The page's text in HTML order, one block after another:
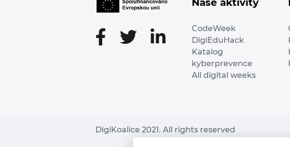
Naše aktivity
CodeWeek
DigiEduHack
Katalog
kyberprevence
All digital weeks
DigiKoalice 2021. All rights reserved